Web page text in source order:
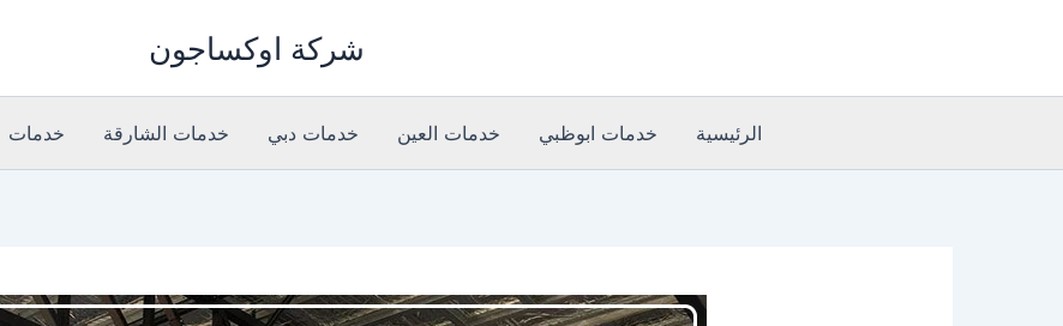
شركة اوكساجون
الرئيسية خدمات ابوظبي خدمات العين خدمات دبي خدمات الشارقة خدمات